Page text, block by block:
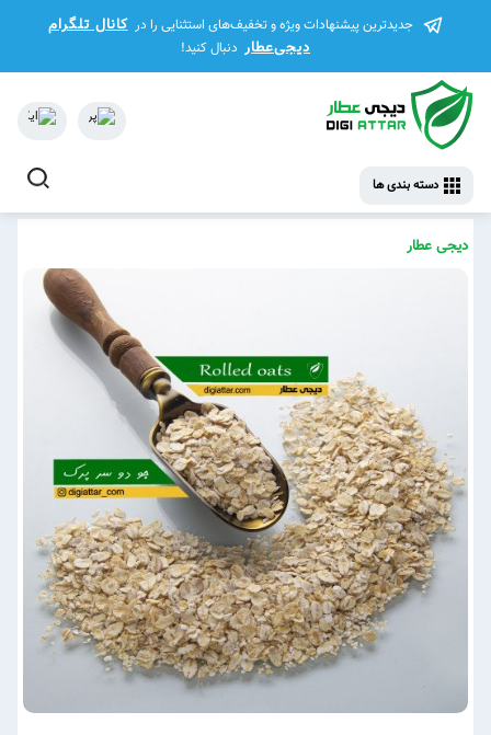
جدیدترین پیشنهادات ویژه و تخفیف‌های استثنایی را در کانال تلگرام
دیجی‌عطار دنبال کنید!
دسته بندی ها
دیجی عطار